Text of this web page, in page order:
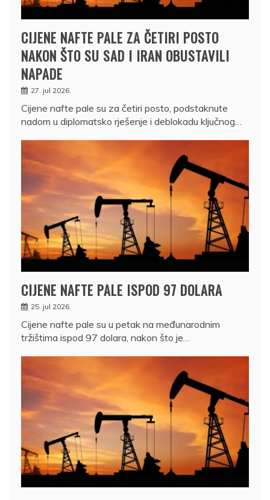
CIJENE NAFTE PALE ZA ČETIRI POSTO
NAKON ŠTO SU SAD I IRAN OBUSTAVILI
NAPADE
27. jul 2026.
Cijene nafte pale su za četiri posto, podstaknute
nadom u diplomatsko rješenje i deblokadu ključnog…
CIJENE NAFTE PALE ISPOD 97 DOLARA
25. jul 2026.
Cijene nafte pale su u petak na međunarodnim
tržištima ispod 97 dolara, nakon što je…